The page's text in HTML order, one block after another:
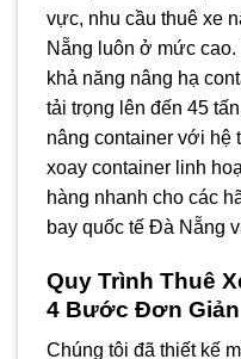
vực, nhu cầu thuê xe
Nẵng luôn ở mức
khả năng nâng hạ
tải trọng lên đến 45
nâng container với hệ
xoay container linh
hàng nhanh cho các
bay quốc tế Đà Nẵng
Quy Trình Thuê
4 Bước Đơn Giản
Chúng tôi đã thiết kế